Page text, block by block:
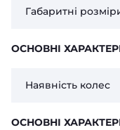
Габаритні
ОСНОВНІ
Наявність колес
ОСНОВНІ